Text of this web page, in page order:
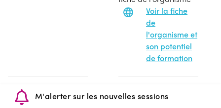
Voir la fiche
de
l'organisme et
son potentiel
de formation
M'alerter sur les nouvelles sessions